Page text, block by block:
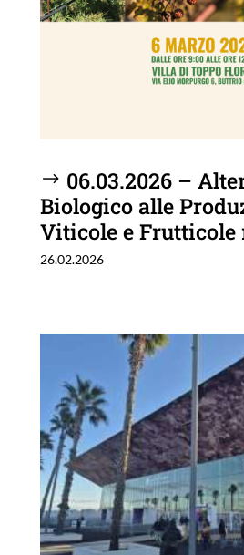
06.03.2026 –
Biologico alle
Viticole e Frutticole
26.02.2026